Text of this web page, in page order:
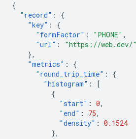
{
"record" :
{
"key" :
{
"formFactor" : "PHONE" ,
"url" :
"https://web.dev/"
},
"metrics" :
{
"round_trip_time" :
{
"histogram" :
[
{
"start" : 0,
"end" : 75,
"density" : 0.1524
},